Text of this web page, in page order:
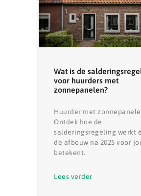
Wat is de
voor huurders met
zonnepanelen?
Huurder met
Ontdek hoe de
salderingsregeling werkt
de afbouw na 2025 voor
betekent.
Lees verder